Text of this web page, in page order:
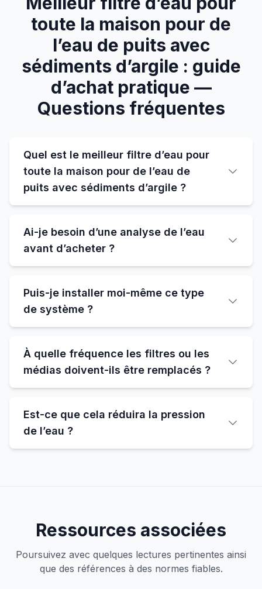
toute la maison pour de
l’eau de puits avec
sédiments d’argile : guide
d’achat pratique —
Questions fréquentes
Quel est le meilleur filtre d’eau pour
toute la maison pour de l’eau de
puits avec sédiments d’argile ?
Ai-je besoin d’une analyse de l’eau
avant d’acheter ?
Puis-je installer moi-même ce type
de système ?
À quelle fréquence les filtres ou les
médias doivent-ils être remplacés ?
Est-ce que cela réduira la pression
de l’eau ?
Ressources associées
Poursuivez avec quelques lectures pertinentes ainsi
que des références à des normes fiables.